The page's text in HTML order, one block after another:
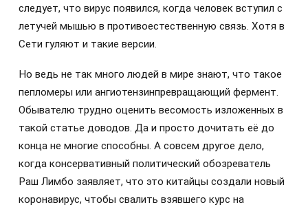
следует, что вирус появился, когда человек вступил с
летучей мышью в противоестественную связь. Хотя в
Сети гуляют и такие версии.
Но ведь не так много людей в мире знают, что такое
пепломеры или ангиотензинпревращающий фермент.
Обывателю трудно оценить весомость изложенных в
такой статье доводов. Да и просто дочитать её до
конца не многие способны. А совсем другое дело,
когда консервативный политический обозреватель
Раш Лимбо заявляет, что это китайцы создали новый
коронавирус, чтобы свалить взявшего курс на